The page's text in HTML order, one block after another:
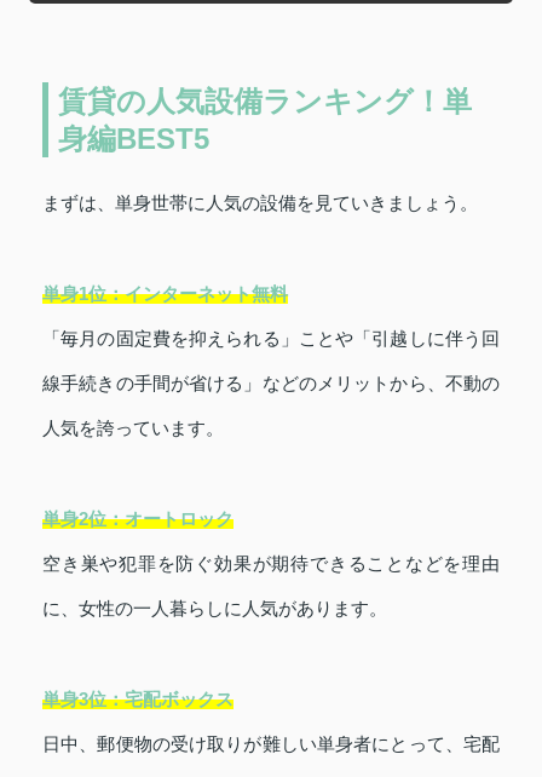
賃貸の人気設備ランキング！単
身編BEST5
まずは、単身世帯に人気の設備を見ていきましょう。
単身1位：インターネット無料
「毎月の固定費を抑えられる」ことや「引越しに伴う回
線手続きの手間が省ける」などのメリットから、不動の
人気を誇っています。
単身2位：オートロック
空き巣や犯罪を防ぐ効果が期待できることなどを理由
に、女性の一人暮らしに人気があります。
単身3位：宅配ボックス
日中、郵便物の受け取りが難しい単身者にとって、宅配